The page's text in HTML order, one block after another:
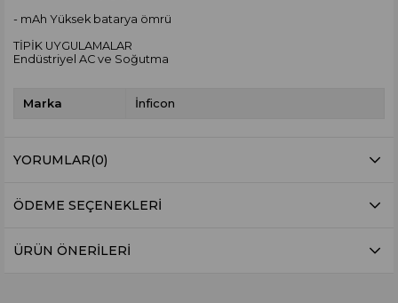
- mAh Yüksek batarya ömrü
TİPİK UYGULAMALAR
Endüstriyel AC ve Soğutma
Marka İnficon
YORUMLAR(0)
ÖDEME SEÇENEKLERI
ÜRÜN ÖNERILERI